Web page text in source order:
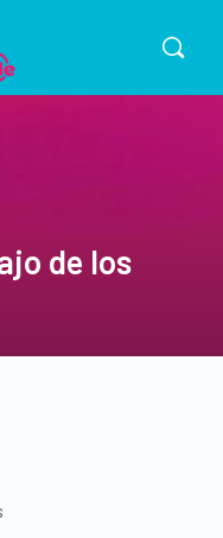
de los